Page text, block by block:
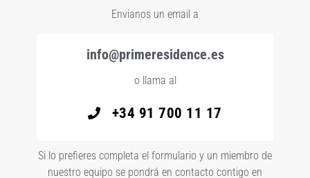
Envianos un email a
info@primeresidence.es
o llama al
+34 91 700 11 17
Si lo prefieres completa el formulario y un miembro de
nuestro equipo se pondrá en contacto contigo en